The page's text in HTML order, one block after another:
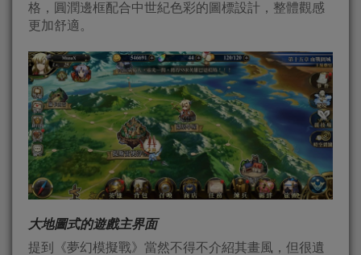
格，圓潤邊框配合中世紀色彩的圖標設計，整體觀感
更加舒適。
大地圖式的遊戲主界面
提到《夢幻模擬戰》當然不得不介紹其畫風，但很遺